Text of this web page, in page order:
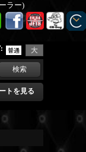
ラー)
:
トを見る